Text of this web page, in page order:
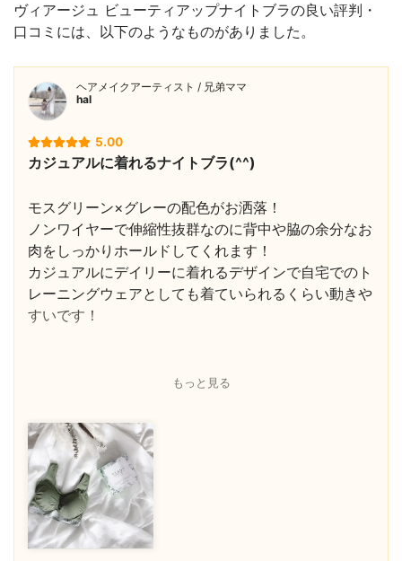
ヴィアージュ ビューティアップナイトブラの良い評判・
口コミには、以下のようなものがありました。
ヘアメイクアーティスト / 兄弟ママ
hal
5.00
カジュアルに着れるナイトブラ(^^)
モスグリーン×グレーの配色がお洒落！
ノンワイヤーで伸縮性抜群なのに背中や脇の余分なお
肉をしっかりホールドしてくれます！
カジュアルにデイリーに着れるデザインで自宅でのト
レーニングウェアとしても着ていられるくらい動きや
すいです！
もっと見る